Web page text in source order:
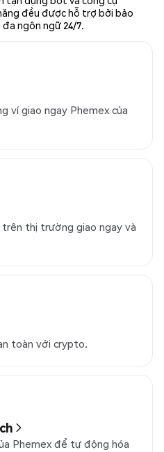
đều được hỗ trợ bởi bảo
ngôn ngữ 24/7.
ví giao ngay Phemex của
thị trường giao ngay và
toàn với crypto.
Phemex để tự động hóa